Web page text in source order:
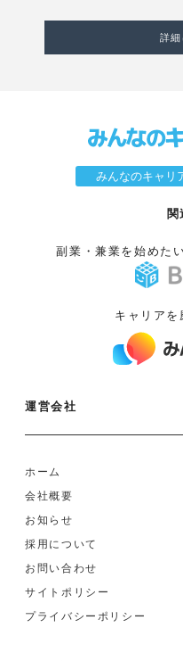
詳
みんなのキャリ
関
副業・兼業を始めた
キャリアを
運営会社
ホーム
会社概要
お知らせ
採用について
お問い合わせ
サイトポリシー
プライバシーポリシー